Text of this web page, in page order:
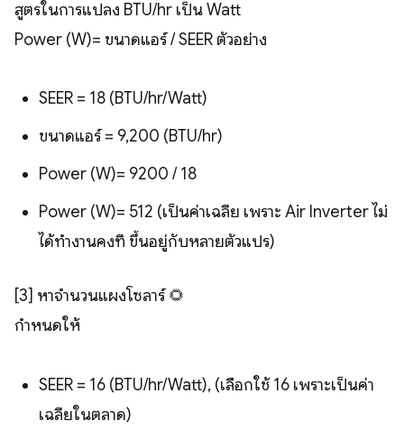
สูตรในการแปลง BTU/hr เป็น Watt
Power (W)= ขนาดแอร์ / SEER ตัวอย่าง
SEER = 18 (BTU/hr/Watt)
ขนาดแอร์ = 9,200 (BTU/hr)​
Power (W)= 9200 / 18
Power (W)= 512 (เป็นค่าเฉลี่ย เพราะ Air Inverter ไม่
ได้ทำงานคงที่ ขึ้นอยู่กับหลายตัวแปร)
[3] หาจำนวนแผงโซลาร์ 🌻
กำหนดให้
SEER = 16 (BTU/hr/Watt), (เลือกใช้ 16 เพราะเป็นค่า
เฉลี่ยในตลาด)